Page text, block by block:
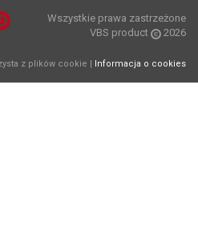
Wszystkie prawa zastrzeżone
VBS product
2026
z plików cookie | Informacja o cookies